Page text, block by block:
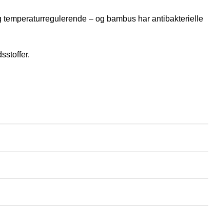
– og bambus har antibakterielle